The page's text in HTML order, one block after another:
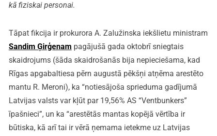
kā fiziskai personai.
Tāpat fikcija ir prokurora A. Zalužinska iekšlietu ministram
Sandim Ģirģenam pagājušā gada oktobrī sniegtais
skaidrojums (šāda skaidrošanās bija nepieciešama, kad
Rīgas apgabaltiesa pērn augustā pēkšņi atņēma arestēto
mantu R. Meroni), ka “notiesājoša sprieduma gadījumā
Latvijas valsts var kļūt par 19,56% AS “Ventbunkers”
īpašnieci”, un ka “arestētās mantas kopējā vērtība ir
būtiska, kā arī tai ir vērā ņemama ietekme uz Latvijas